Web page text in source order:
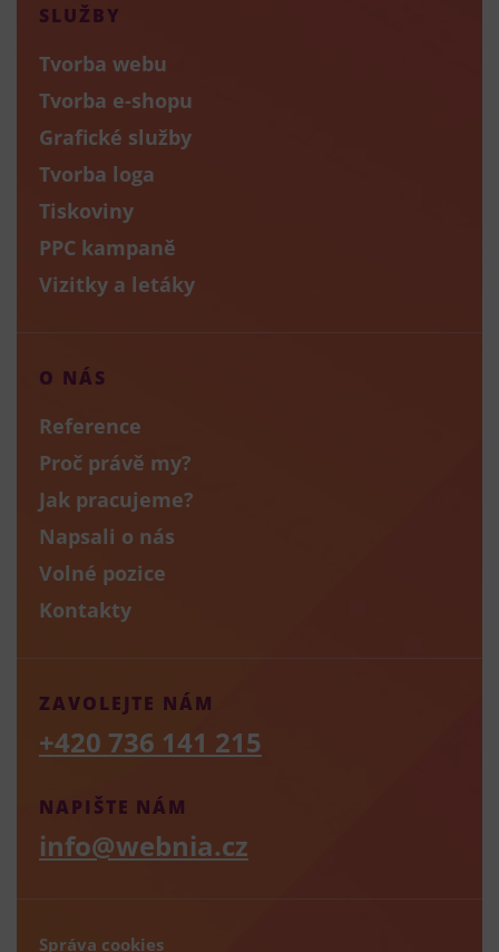
SLUŽBY
Tvorba webu
Tvorba e-shopu
Grafické služby
Tvorba loga
Tiskoviny
PPC kampaně
Vizitky a letáky
O NÁS
Reference
Proč právě my?
Jak pracujeme?
Napsali o nás
Volné pozice
Kontakty
NAPIŠTE NÁM
info@webnia.cz
ZAVOLEJTE NÁM
+420 736 141 215
Správa cookies